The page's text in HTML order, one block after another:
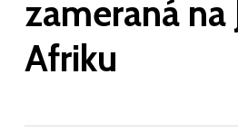
zameraná na
Afriku